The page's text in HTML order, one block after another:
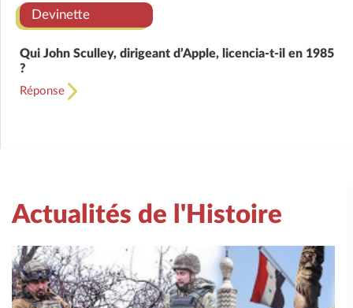
Devinette
Qui John Sculley, dirigeant d’Apple, licencia-t-il en 1985
?
Réponse
Actualités de l'Histoire